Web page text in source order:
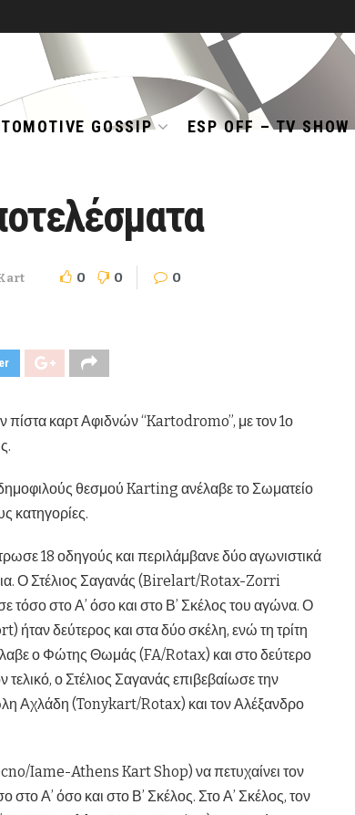
GOSSIP ESP OFF – TV SHOW
0 0 0
πίστα καρτ Αφιδνών “Kartodromo”, με τον 1ο
θεσμού Karting ανέλαβε το Σωματείο
κατηγορίες.
18 οδηγούς και περιλάμβανε δύο αγωνιστικά
Ο Στέλιος Σαγανάς (Birelart/Rotax-Zorri
τόσο στο Α’ όσο και στο Β’ Σκέλος του αγώνα. Ο
δεύτερος και στα δύο σκέλη, ενώ τη τρίτη
ο Φώτης Θωμάς (FA/Rotax) και στο δεύτερο
ο Στέλιος Σαγανάς επιβεβαίωσε την
Αχλάδη (Tonykart/Rotax) και τον Αλέξανδρο
Iame-Athens Kart Shop) να πετυχαίνει τον
στο Α’ όσο και στο Β’ Σκέλος. Στο Α’ Σκέλος, τον